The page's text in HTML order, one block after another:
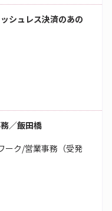
シュレス決済のあの
／飯田橋
ーク/営業事務（受発